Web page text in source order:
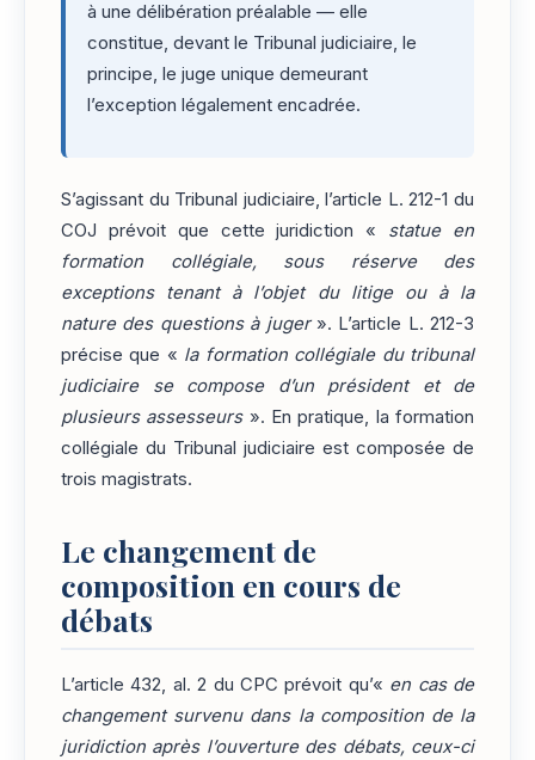
à une délibération préalable — elle
constitue, devant le Tribunal judiciaire, le
principe, le juge unique demeurant
l’exception légalement encadrée.
S’agissant du Tribunal judiciaire, l’article L. 212-1 du
COJ prévoit que cette juridiction « statue en
formation collégiale, sous réserve des
exceptions tenant à l’objet du litige ou à la
nature des questions à juger». L’article L. 212-3
précise que « la formation collégiale du tribunal
judiciaire se compose d’un président et de
plusieurs assesseurs». En pratique, la formation
collégiale du Tribunal judiciaire est composée de
trois magistrats.
Le changement de
composition en cours de
débats
L’article 432, al. 2 du CPC prévoit qu’« en cas de
changement survenu dans la composition de la
juridiction après l’ouverture des débats, ceux-ci